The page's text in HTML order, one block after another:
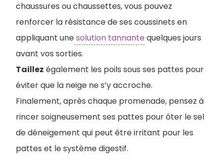
chaussures ou chaussettes, vous pouvez
renforcer la résistance de ses coussinets en
appliquant unesolution tannante quelques jours
avant vos sorties.
Taillez également les poils sous ses pattes pour
éviter que la neige ne s’y accroche.
Finalement, après chaque promenade, pensez à
rincer soigneusement ses pattes pour ôter le sel
de déneigement qui peut être irritant pour les
pattes et le système digestif.